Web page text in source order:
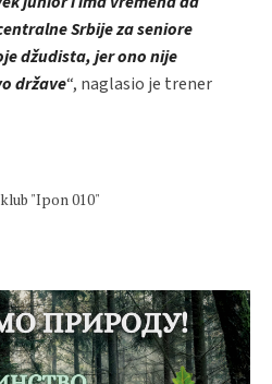
Srbije za seniore
džudista, jer ono nije
države“, naglasio je trener
"Ipon 010"